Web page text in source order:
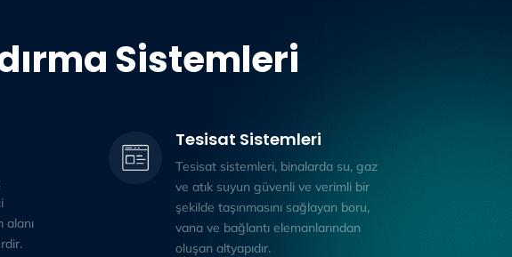
Sistemleri
alanı
Tesisat Sistemleri
Tesisat sistemleri, binalarda su, gaz
ve atık suyun güvenli ve verimli bir
şekilde taşınmasını sağlayan boru,
vana ve bağlantı elemanlarından
oluşan altyapıdır.